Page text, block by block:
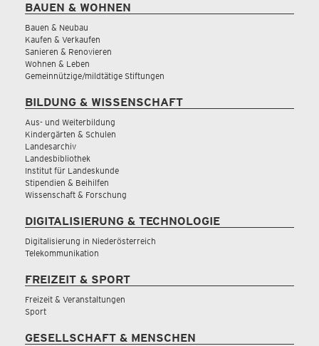
BAUEN & WOHNEN
Bauen & Neubau
Kaufen & Verkaufen
Sanieren & Renovieren
Wohnen & Leben
Gemeinnützige/mildtätige Stiftungen
BILDUNG & WISSENSCHAFT
Aus- und Weiterbildung
Kindergärten & Schulen
Landesarchiv
Landesbibliothek
Institut für Landeskunde
Stipendien & Beihilfen
Wissenschaft & Forschung
DIGITALISIERUNG & TECHNOLOGIE
Digitalisierung in Niederösterreich
Telekommunikation
FREIZEIT & SPORT
Freizeit & Veranstaltungen
Sport
GESELLSCHAFT & MENSCHEN